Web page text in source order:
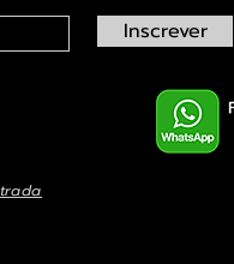
Laelia autumnalis, rara
imagem de Fada das
imagem de Fada das
Inscrever